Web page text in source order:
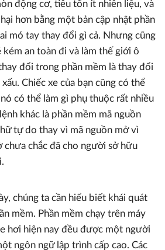
động cơ, tiêu tốn ít nhiên liệu, và
hơn bằng một bản cập nhật phần
mó tay thay đổi gì cả. Nhưng cũng
kém an toàn đi và làm thế giới ô
đổi trong phần mềm là thay đổi
Chiếc xe của bạn cũng có thể
có thể làm gì phụ thuộc rất nhiều
khác là phần mềm mã nguồn
tự do thay vì mã nguồn mở vì
chưa chắc đã cho người sở hữu
chúng ta cần hiểu biết khái quát
mềm. Phần mềm chạy trên máy
hơi hiện nay đều được một người
ngôn ngữ lập trình cấp cao. Các